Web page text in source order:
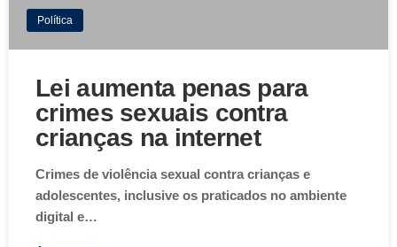
Política
Lei aumenta penas para
crimes sexuais contra
crianças na internet
Crimes de violência sexual contra crianças e
adolescentes, inclusive os praticados no ambiente
digital e…